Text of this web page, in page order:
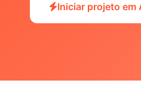
Iniciar projeto em